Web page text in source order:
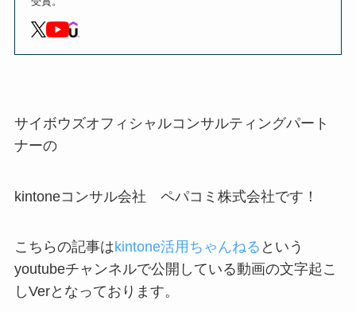
サイボウズオフィシャルコンサルティングパート
ナーの
kintoneコンサル会社 ペパコミ株式会社です！
こちらの記事はkintone活用ちゃんねる という
youtubeチャンネルで公開している動画の文字起こ
しVerとなっております。